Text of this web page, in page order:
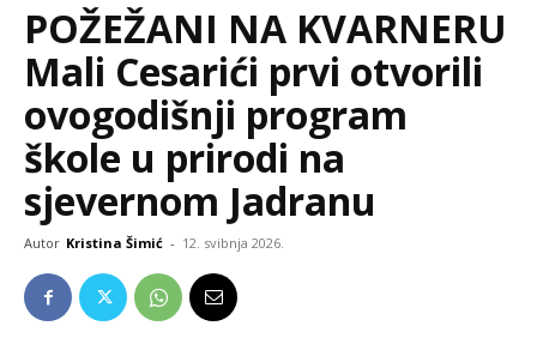
media
POŽEŽANI NA KVARNERU
Mali Cesarići prvi otvorili
ovogodišnji program
škole u prirodi na
sjevernom Jadranu
Autor Kristina Šimić - 12. svibnja 2026.